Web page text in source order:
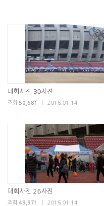
대회사진 30사진
조회 50,681 2016.01.14
대회사진 26사진
조회 49,971 2016.01.14